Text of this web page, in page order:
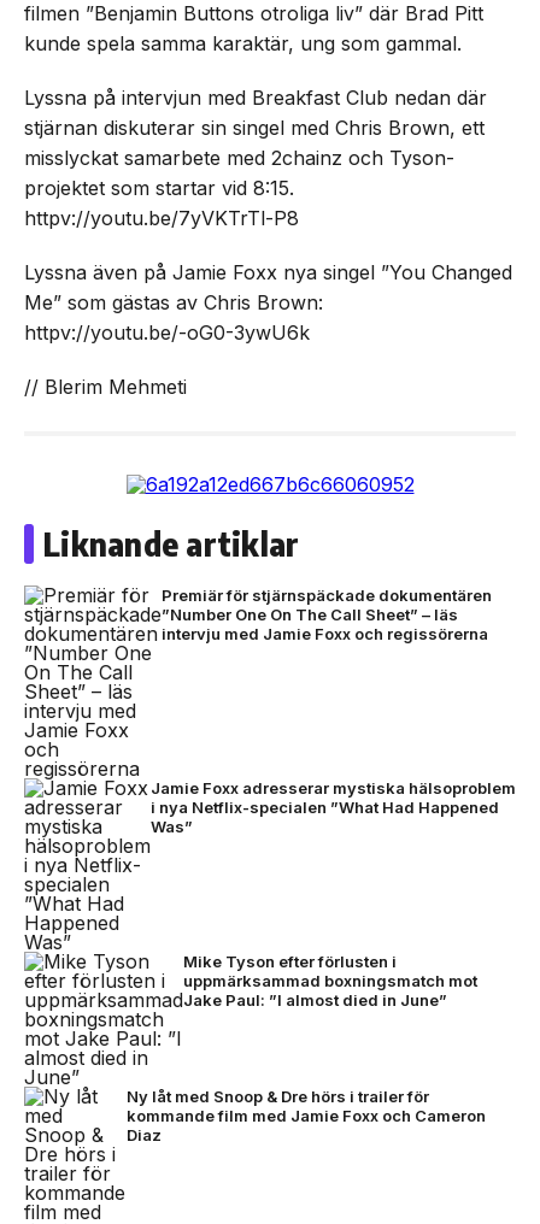
filmen ”Benjamin Buttons otroliga liv” där Brad Pitt
kunde spela samma karaktär, ung som gammal.
Lyssna på intervjun med Breakfast Club nedan där
stjärnan diskuterar sin singel med Chris Brown, ett
misslyckat samarbete med 2chainz och Tyson-
projektet som startar vid 8:15.
httpv://youtu.be/7yVKTrTl-P8
Lyssna även på Jamie Foxx nya singel ”You Changed
Me” som gästas av Chris Brown:
httpv://youtu.be/-oG0-3ywU6k
// Blerim Mehmeti
Liknande artiklar
Premiär för stjärnspäckade dokumentären
”Number One On The Call Sheet” – läs
intervju med Jamie Foxx och regissörerna
Jamie Foxx adresserar mystiska hälsoproblem
i nya Netflix-specialen ”What Had Happened
Was”
Mike Tyson efter förlusten i
uppmärksammad boxningsmatch mot
Jake Paul: ”I almost died in June”
Ny låt med Snoop & Dre hörs i trailer för
kommande film med Jamie Foxx och Cameron
Diaz